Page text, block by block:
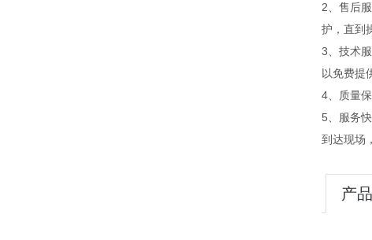
2、售后
护，直到
3、技术
以免费提
4、质量
5、服务
到达现场
产